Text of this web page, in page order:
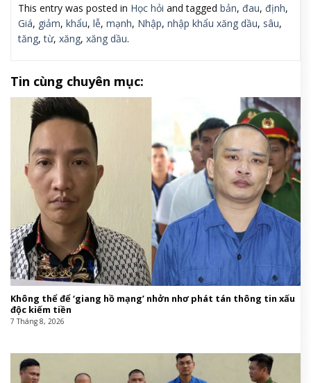
This entry was posted in Học hỏi and tagged bản, đau, định,
Giá, giảm, khẩu, lễ, mạnh, Nhập, nhập khẩu xăng dầu, sâu,
tăng,từ, xăng, xăng dầu.
Tin cùng chuyên mục:
Không thể để ‘giang hồ mạng’ nhởn nhơ phát tán thông tin xấu
độc kiếm tiền
7 Tháng 8, 2026